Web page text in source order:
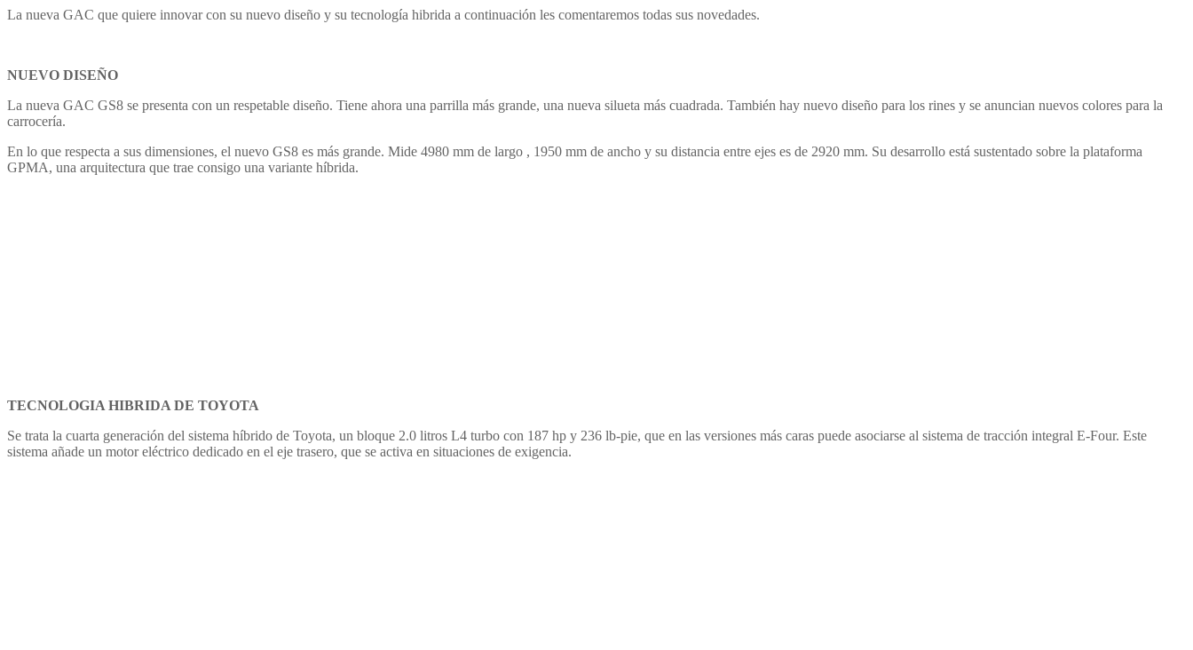
La nueva GAC que quiere innovar con su nuevo diseño y su tecnología hibrida a continuación les comentaremos todas sus novedades.
NUEVO DISEÑO
La nueva GAC GS8 se presenta con un respetable diseño. Tiene ahora una parrilla más grande, una nueva silueta más cuadrada. También hay nuevo diseño para los rines y se anuncian nuevos colores para la
carrocería.
En lo que respecta a sus dimensiones, el nuevo GS8 es más grande. Mide 4980 mm de largo , 1950 mm de ancho y su distancia entre ejes es de 2920 mm. Su desarrollo está sustentado sobre la plataforma
GPMA, una arquitectura que trae consigo una variante híbrida.
TECNOLOGIA HIBRIDA DE TOYOTA
Se trata la cuarta generación del sistema híbrido de Toyota, un bloque 2.0 litros L4 turbo con 187 hp y 236 lb-pie, que en las versiones más caras puede asociarse al sistema de tracción integral E-Four. Este
sistema añade un motor eléctrico dedicado en el eje trasero, que se activa en situaciones de exigencia.